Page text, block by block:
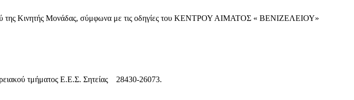
της Κινητής Μονάδας, σύμφωνα με τις οδηγίες του ΚΕΝΤΡΟΥ ΑΙΜΑΤΟΣ « ΒΕΝΙΖΕΛΕΙΟΥ»
τμήματος Ε.Ε.Σ. Σητείας 28430-26073.